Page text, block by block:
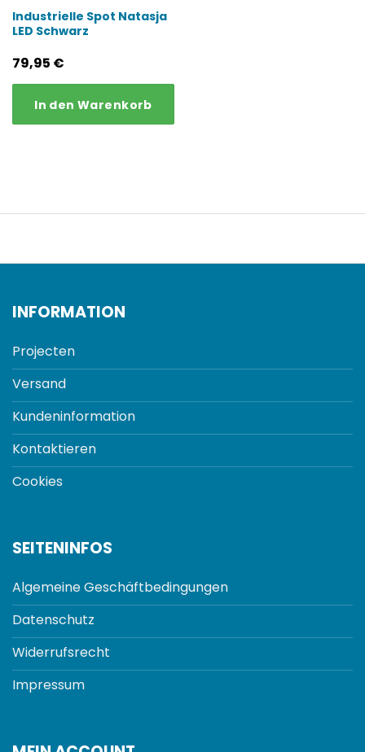
Industrielle Spot Natasja
LED Schwarz
79,95 €
In den Warenkorb
INFORMATION
Projecten
Versand
Kundeninformation
Kontaktieren
Cookies
SEITENINFOS
Algemeine Geschäftbedingungen
Datenschutz
Widerrufsrecht
Impressum